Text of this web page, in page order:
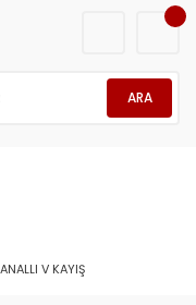
ARA
V KAYIŞ